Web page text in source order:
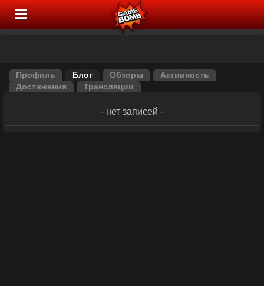
Профиль Блог Обзоры
Активность
Достижения
Трансляции
- нет записей -